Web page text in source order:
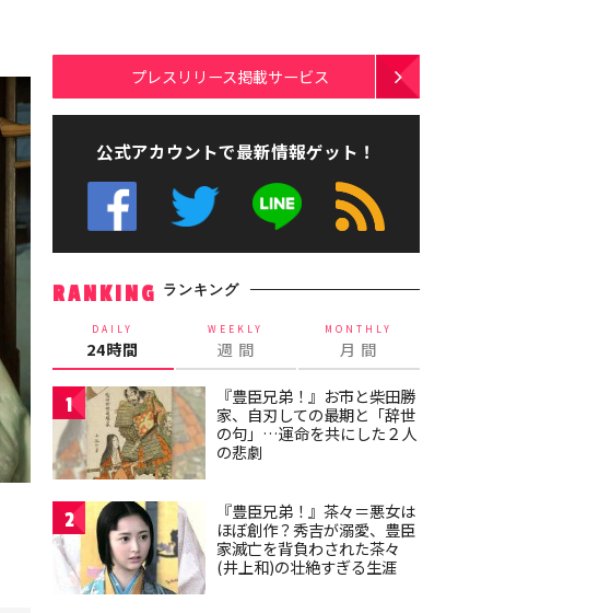
プレスリリース掲載サービス
公式アカウントで最新情報ゲット！
RANKING ランキング
DAILY
24時間
WEEKLY
週 間
MONTHLY
月 間
1
『豊臣兄弟！』お市と柴田勝
家、自刃しての最期と「辞世
の句」…運命を共にした２人
の悲劇
2
『豊臣兄弟！』茶々＝悪女は
ほぼ創作？秀吉が溺愛、豊臣
家滅亡を背負わされた茶々
(井上和)の壮絶すぎる生涯